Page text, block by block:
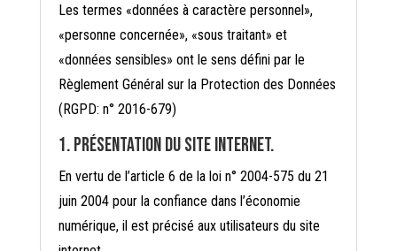
Les termes «données à caractère personnel»,
«personne concernée», «sous traitant» et
«données sensibles» ont le sens défini par le
Règlement Général sur la Protection des Données
(RGPD: n° 2016-679)
1. Présentation du site internet.
En vertu de l’article 6 de la loi n° 2004-575 du 21
juin 2004 pour la confiance dans l’économie
numérique, il est précisé aux utilisateurs du site